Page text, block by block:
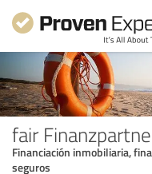
fair
Financiación inmobiliaria,
seguros